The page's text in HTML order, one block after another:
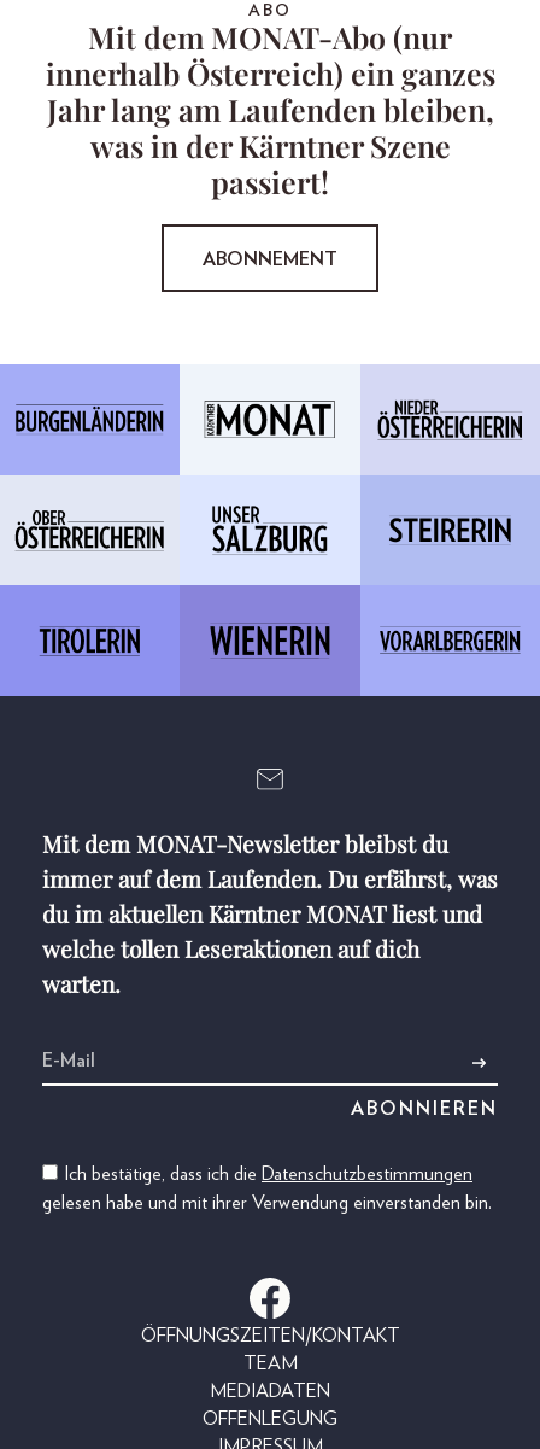
ABO
Mit dem MONAT-Abo (nur
innerhalb Österreich) ein ganzes
Jahr lang am Laufenden bleiben,
was in der Kärntner Szene
passiert!
ABONNEMENT
Mit dem MONAT-Newsletter bleibst du
immer auf dem Laufenden. Du erfährst, was
du im aktuellen Kärntner MONAT liest und
welche tollen Leseraktionen auf dich
warten.
Ich bestätige, dass ich die Datenschutzbestimmungen
gelesen habe und mit ihrer Verwendung einverstanden bin.
ÖFFNUNGSZEITEN/KONTAKT
TEAM
MEDIADATEN
OFFENLEGUNG